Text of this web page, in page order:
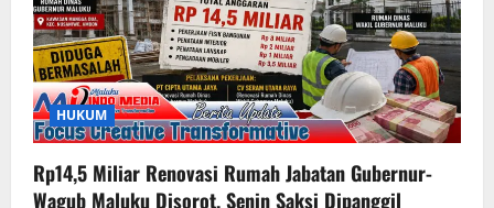
HUKUM
Rp14,5 Miliar Renovasi Rumah Jabatan Gubernur-
Wagub Maluku Disorot, Senin Saksi Dipanggil